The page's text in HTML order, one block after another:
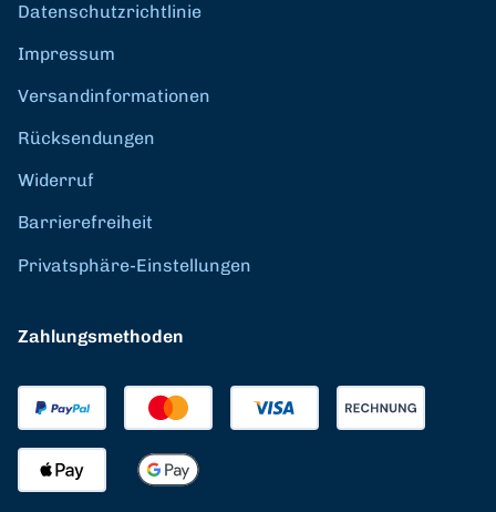
Datenschutzrichtlinie
Impressum
Versandinformationen
Rücksendungen
Widerruf
Barrierefreiheit
Privatsphäre-Einstellungen
Zahlungsmethoden